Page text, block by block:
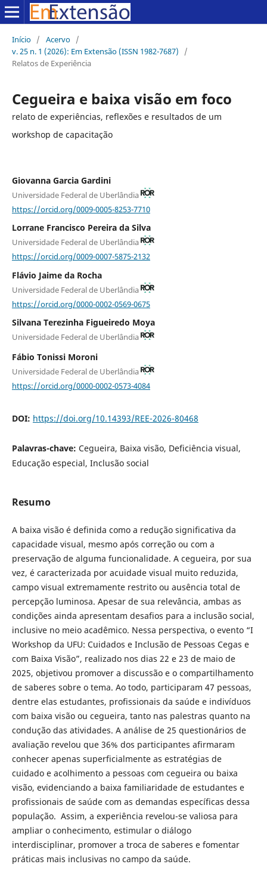
Início / Acervo /
v. 25 n. 1 (2026): Em Extensão (ISSN 1982-7687)
/
Relatos de Experiência
Cegueira e baixa visão em foco
relato de experiências, reflexões e resultados de um
workshop de capacitação
Giovanna Garcia Gardini
Universidade Federal de Uberlândia
https://orcid.org/0009-0005-8253-7710
Lorrane Francisco Pereira da Silva
Universidade Federal de Uberlândia
https://orcid.org/0009-0007-5875-2132
Flávio Jaime da Rocha
Universidade Federal de Uberlândia
https://orcid.org/0000-0002-0569-0675
Silvana Terezinha Figueiredo Moya
Universidade Federal de Uberlândia
Fábio Tonissi Moroni
Universidade Federal de Uberlândia
https://orcid.org/0000-0002-0573-4084
DOI: https://doi.org/10.14393/REE-2026-80468
Palavras-chave: Cegueira, Baixa visão, Deficiência visual,
Educação especial, Inclusão social
Resumo
A baixa visão é definida como a redução significativa da
capacidade visual, mesmo após correção ou com a
preservação de alguma funcionalidade. A cegueira, por sua
vez, é caracterizada por acuidade visual muito reduzida,
campo visual extremamente restrito ou ausência total de
percepção luminosa. Apesar de sua relevância, ambas as
condições ainda apresentam desafios para a inclusão social,
inclusive no meio acadêmico. Nessa perspectiva, o evento “I
Workshop da UFU: Cuidados e Inclusão de Pessoas Cegas e
com Baixa Visão”, realizado nos dias 22 e 23 de maio de
2025, objetivou promover a discussão e o compartilhamento
de saberes sobre o tema. Ao todo, participaram 47 pessoas,
dentre elas estudantes, profissionais da saúde e indivíduos
com baixa visão ou cegueira, tanto nas palestras quanto na
condução das atividades. A análise de 25 questionários de
avaliação revelou que 36% dos participantes afirmaram
conhecer apenas superficialmente as estratégias de
cuidado e acolhimento a pessoas com cegueira ou baixa
visão, evidenciando a baixa familiaridade de estudantes e
profissionais de saúde com as demandas específicas dessa
população. Assim, a experiência revelou-se valiosa para
ampliar o conhecimento, estimular o diálogo
interdisciplinar, promover a troca de saberes e fomentar
práticas mais inclusivas no campo da saúde.